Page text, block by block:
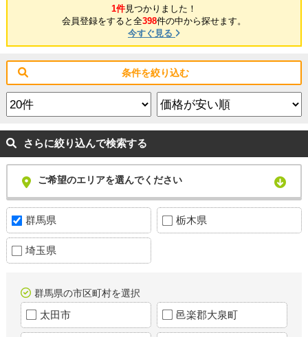
1件見つかりました！
会員登録をすると全398件の中から探せます。
今すぐ見る
条件を絞り込む
さらに絞り込んで検索する
ご希望のエリアを選んでください
群馬県 栃木県
埼玉県
群馬県の市区町村を選択
太田市 邑楽郡大泉町